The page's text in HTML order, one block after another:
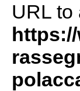
URL to